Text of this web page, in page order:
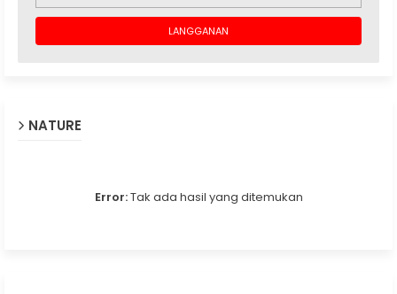
NATURE
Error:Tak ada hasil yang ditemukan